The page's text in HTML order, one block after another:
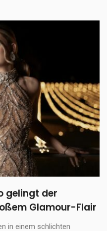
gelingt der
Glamour-Flair
in einem schlichten